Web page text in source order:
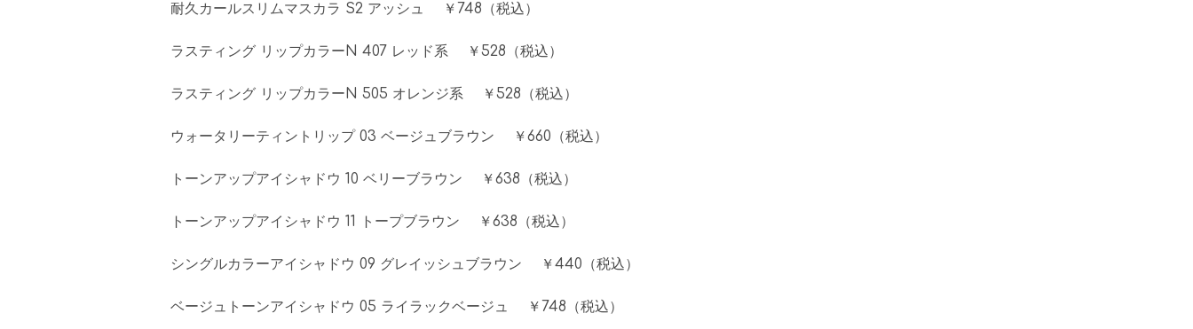
耐久カールスリムマスカラ S2 アッシュ ￥748（税込）
ラスティング リップカラーN 407 レッド系 ￥528（税込）
ラスティング リップカラーN 505 オレンジ系 ￥528（税込）
ウォータリーティントリップ 03 ベージュブラウン ￥660（税込）
トーンアップアイシャドウ 10 ベリーブラウン ￥638（税込）
トーンアップアイシャドウ 11 トープブラウン ￥638（税込）
シングルカラーアイシャドウ 09 グレイッシュブラウン ￥440（税込）
ベージュトーンアイシャドウ 05 ライラックベージュ ￥748（税込）